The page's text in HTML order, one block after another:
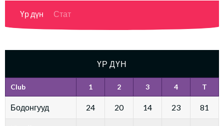
Үр дүн Стат
ҮР ДҮН
Club 1 2 3 4 T
Бодонгууд 24 20 14 23 81